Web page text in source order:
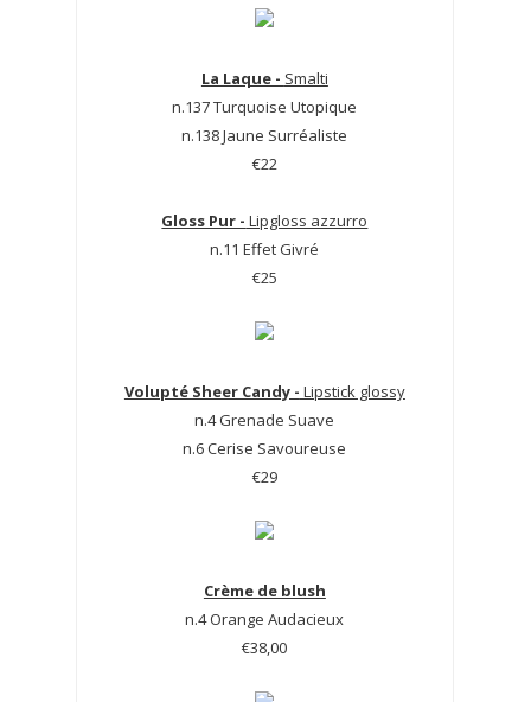
La Laque - Smalti
n.137 Turquoise Utopique
n.138 Jaune Surréaliste
€22
Gloss Pur - Lipgloss azzurro
n.11 Effet Givré
€25
Volupté Sheer Candy - Lipstick glossy
n.4 Grenade Suave
n.6 Cerise Savoureuse
€29
Crème de blush
n.4 Orange Audacieux
€38,00